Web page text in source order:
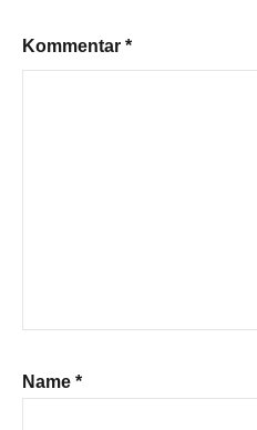
Kommentar *
Name *